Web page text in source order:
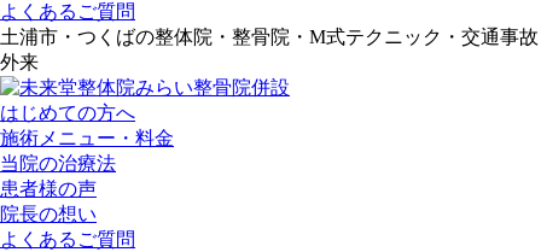
よくあるご質問
土浦市・つくばの整体院・整骨院・M式テクニック・交通事故
外来
みらい整骨院併設
はじめての方へ
施術メニュー・料金
当院の治療法
患者様の声
院長の想い
よくあるご質問